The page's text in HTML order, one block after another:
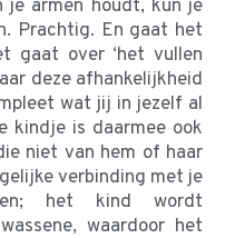
je armen houdt, kun je
Prachtig. En gaat het
gaat over ‘het vullen
deze afhankelijkheid
wat jij in jezelf al
kindje is daarmee ook
niet van hem of haar
verbinding met je
het kind wordt
waardoor het